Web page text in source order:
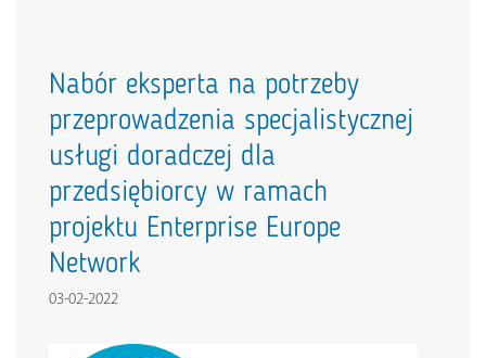
Nabór eksperta na potrzeby
przeprowadzenia specjalistycznej
usługi doradczej dla
przedsiębiorcy w ramach
projektu Enterprise Europe
Network
03-02-2022